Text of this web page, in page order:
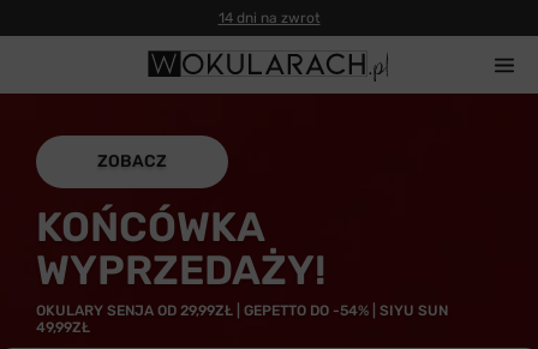
14 dni na zwrot
ZOBACZ
KOŃCÓWKA
WYPRZEDAŻY!
OKULARY SENJA OD 29,99ZŁ | GEPETTO DO -54% | SIYU SUN
49,99ZŁ